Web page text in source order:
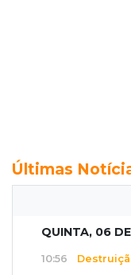
Últimas
QUINTA, 06
10:56